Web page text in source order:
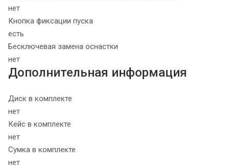
нет
Кнопка фиксации пуска
есть
Бесключевая замена оснастки
нет
Дополнительная информация
Диск в комплекте
нет
Кейс в комплекте
нет
Сумка в комплекте
нет